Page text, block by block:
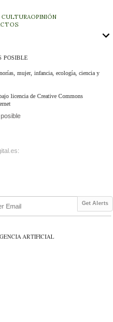
CULTURAOPINIÓN
POSIBLE
mujer, infancia, ecología, ciencia y
licencia de Creative Commons
Get Alerts
ARTIFICIAL